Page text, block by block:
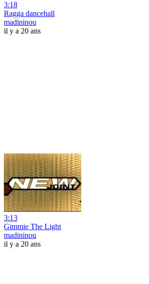
3:18
Ragga dancehall
madininou
il y a 20 ans
3:13
Gimmie The Light
madininou
il y a 20 ans